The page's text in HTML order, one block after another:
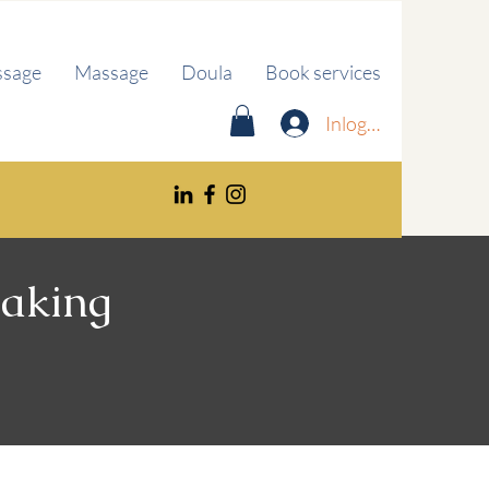
Massage Doula Book services
Inloggen